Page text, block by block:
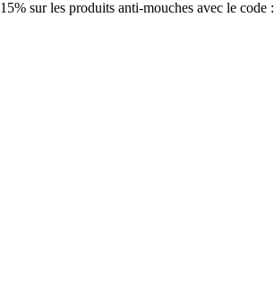
15% sur les produits anti-mouches avec le code :